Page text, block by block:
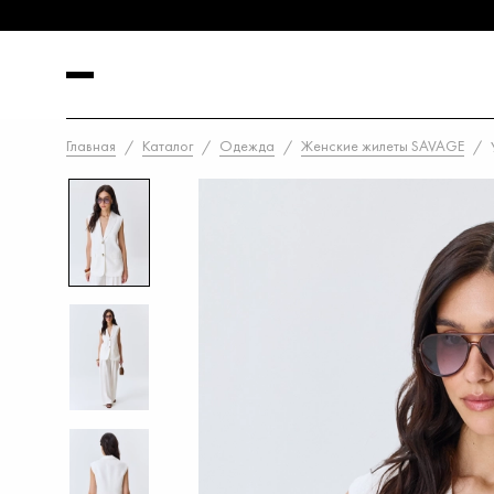
Главная
Каталог Одежда Женские жилеты SAVAGE